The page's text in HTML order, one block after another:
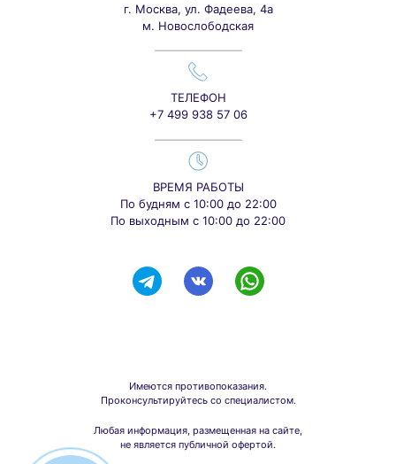
г. Москва, ул. Фадеева, 4а
м. Новослободская
ТЕЛЕФОН
+7 499 938 57 06
ВРЕМЯ РАБОТЫ
По будням с 10:00 до 22:00
По выходным с 10:00 до 22:00
Имеются противопоказания.
Проконсультируйтесь со специалистом.
Любая информация, размещенная на сайте,
не является публичной офертой.